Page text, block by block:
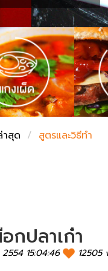
าสุด สูตรและวิธีทำ
กปลาเก๋า
15:04:46 12505